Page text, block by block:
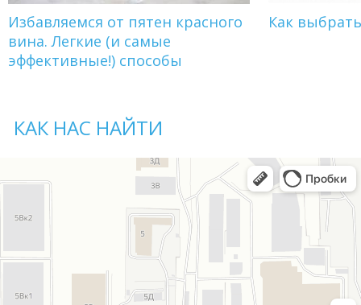
Избавляемся от пятен красного
вина. Легкие (и самые
эффективные!) способы
Как
КАК НАС НАЙТИ